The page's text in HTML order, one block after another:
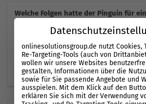
Welche Folgen hatte der Pinguin für
Deutliche Rückgänge imTraffic, von
englischsprachigen Suchanfragen
betroffen, allerdings sind die Zahlen
Ländern unterschiedlich.
onlinesolutionsgroup.de nutzt Cookies,
Re-Targeting-Tools (auch von
wollen wir unsere Websites
gestalten, Informationen über die
sowie für Sie passende Angebote und
ausspielen. Mit dem Klick auf den
erklären Sie sich mit der Verwendung